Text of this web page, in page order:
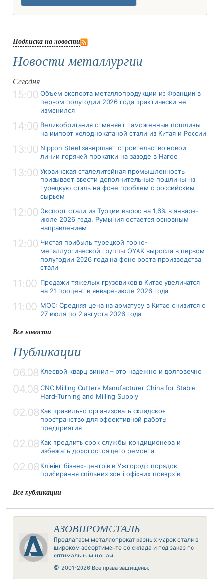
Подписка на новости
Новости металлургии
Сегодня
15:00 Объем экспорта металлопродукции из Франции в
первом полугодии 2026 года практически не
изменился
14:00 Великобритания отменяет таможенные пошлины
на импорт холоднокатаной стали из Китая и России
13:00 Nippon Steel завершает строительство новой
линии горячей прокатки на заводе в Нагое
13:00 Украинская сталелитейная промышленность
призывает ввести дополнительные пошлины на
турецкую сталь на фоне проблем с российским
сырьем
12:00 Экспорт стали из Турции вырос на 1,6% в январе-
июле 2026 года, Румыния остается основным
направлением
12:00 Чистая прибыль турецкой горно-
металлургической группы OYAK выросла в первом
полугодии 2026 года на фоне роста производства
стали
11:00 Продажи тяжелых грузовиков в Китае увеличатся
на 21 процент в январе-июле 2026 года
11:00 MOC: Средняя цена на арматуру в Китае снизится с
27 июля по 2 августа 2026 года
Все новости
Публикации
06.08 Клеевой кварц винил – это надежно и долговечно
04.08 CNC Milling Cutters Manufacturer China for Stable
Hard-Turning and Milling Supply
02.08 Как правильно организовать складское
пространство для эффективной работы
предприятия
02.08 Как продлить срок службы кондиционера и
избежать дорогостоящего ремонта
02.08 Клінінг бізнес-центрів в Ужгороді: порядок
прибирання спільних зон і офісних поверхів
Все публикации
АЗОВПРОМСТАЛЬ
Предлагаем металлопрокат разных марок стали в
широком ассортименте со склада и под заказ по
оптимальным ценам.
© 2001-2026 Все права защищены.